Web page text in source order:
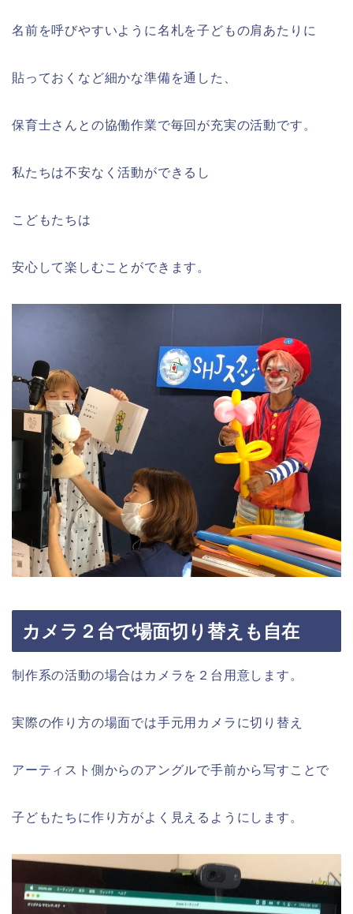
名前を呼びやすいように名札を子どもの肩あたりに
貼っておくなど細かな準備を通した、
保育士さんとの協働作業で毎回が充実の活動です。
私たちは不安なく活動ができるし
こどもたちは
安心して楽しむことができます。
カメラ２台で場面切り替えも自在
制作系の活動の場合はカメラを２台用意します。
実際の作り方の場面では手元用カメラに切り替え
アーティスト側からのアングルで手前から写すことで
子どもたちに作り方がよく見えるようにします。